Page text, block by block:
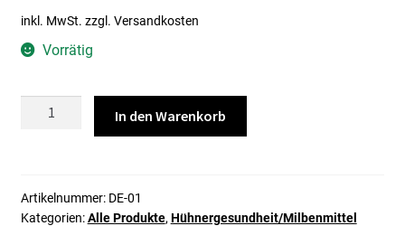
inkl. MwSt. zzgl. Versandkosten
Vorrätig
Water
In den Warenkorb
Artikelnummer: DE-01
Kategorien:Alle Produkte, Hühnergesundheit/Milbenmittel